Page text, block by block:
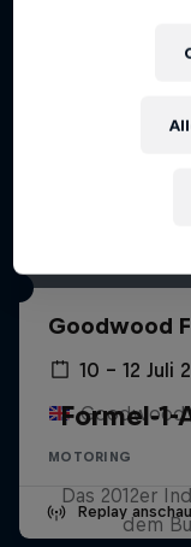
Goodwood
10 – 12 Juli
Goodwood
MOTORING
Replay
Formel-
Das 2012er
dem